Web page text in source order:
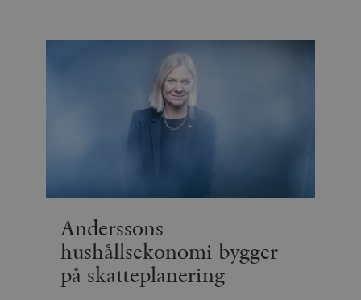
Anderssons
hushållsekonomi bygger
på skatteplanering